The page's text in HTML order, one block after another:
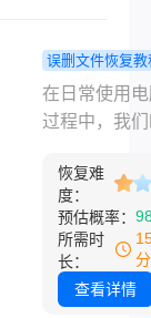
删除的文件
文将详细介
有效的方法
电脑中永久
文件
误删文件恢复教
删除的文件
恢复？推荐
在日常使用
过程中，我
的情况。这
可能包含重
作资料、珍
片或视频等
丢失，可能
恢复难
度：
预估概率：
所需时
长：
查看详情